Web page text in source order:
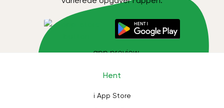
Hent
i App Store